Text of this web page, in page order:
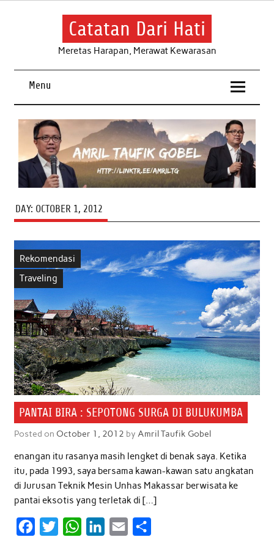
Skip
Catatan Dari Hati
Meretas Harapan, Merawat Kewarasan
Menu
DAY: OCTOBER 1, 2012
Rekomendasi
Traveling
PANTAI BIRA : SEPOTONG SURGA DI BULUKUMBA
Posted on October 1, 2012 by Amril Taufik Gobel
enangan itu rasanya masih lengket di benak saya. Ketika
itu, pada 1993, saya bersama kawan-kawan satu angkatan
di Jurusan Teknik Mesin Unhas Makassar berwisata ke
pantai eksotis yang terletak di […]
W